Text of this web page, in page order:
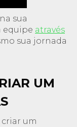
sua
equipe através
sua jornada
UM
um